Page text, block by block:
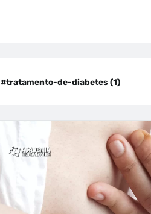
#tratamento-de-diabetes (1)